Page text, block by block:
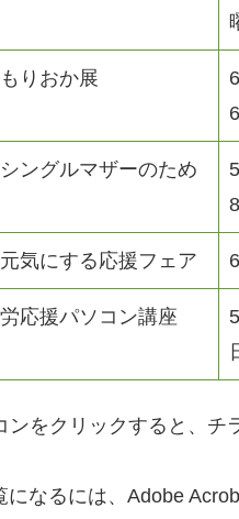
りおか展
ングルマザーのため
気にする応援フェア
応援パソコン講座
ンをクリックすると、チ
なるには、Adobe